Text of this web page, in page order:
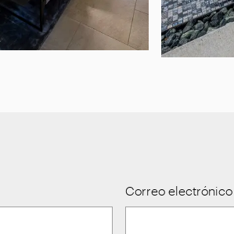
Correo electrónico